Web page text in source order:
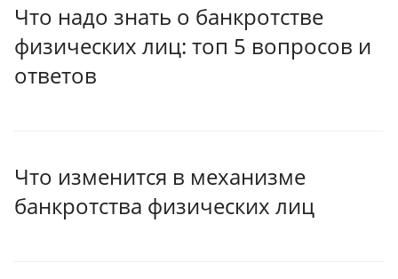
Что надо знать о банкротстве
физических лиц: топ 5 вопросов и
ответов
Что изменится в механизме
банкротства физических лиц